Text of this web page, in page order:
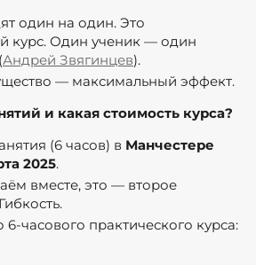
один на один. Это
курс. Один ученик — один
Андрей Звягинцев).
— максимальный эффект.
и какая стоимость курса?
(6 часов) в Манчестере
2025.
вместе, это — второе
6-часового практического курса: